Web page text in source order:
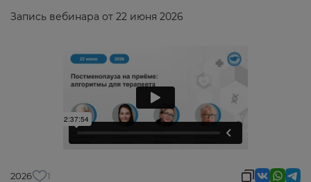
Запись вебинара от 22 июня 2026
2026 1